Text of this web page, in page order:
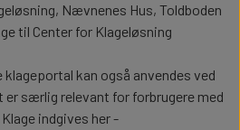
Nævnenes Hus, Toldboden
til Center for Klageløsning
kan også anvendes ved
er særlig relevant for forbrugere med
indgives her -